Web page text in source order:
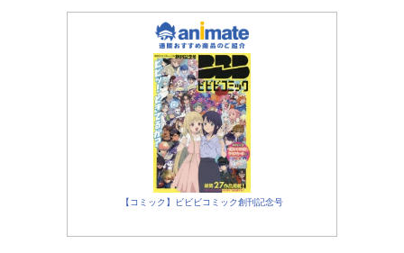
【コミック】ビビビコミック創刊記念号